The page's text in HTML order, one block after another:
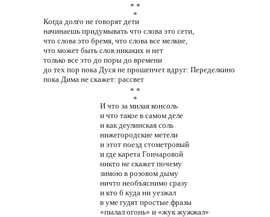
* *
*
Когда долго не говорят дети
начинаешь придумывать что слова это сети,
что слова это бремя, что слова все мелкие,
что может быть слов никаких и нет
только все это до поры до времени
до тех пор пока Дуся не прошепчет вдруг: Переделкино
пока Дима не скажет: рассвет
* *
*
И что за милая консоль
и что такое в самом деле
и как деулинская соль
нижегородские метели
и этот поезд стометровый
и где карета Гончаровой
никто не скажет почему
зимою в розовом дыму
ничто необъяснимо сразу
и кто б куда ни уезжал
в уме гудят простые фразы
«пылал огонь» и «жук жужжал»